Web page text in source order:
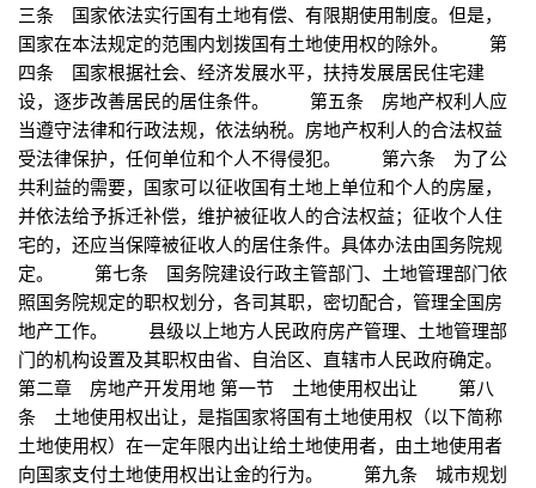
三条 国家依法实行国有土地有偿、有限期使用制度。但是，
国家在本法规定的范围内划拨国有土地使用权的除外。 第
四条 国家根据社会、经济发展水平，扶持发展居民住宅建
设，逐步改善居民的居住条件。 第五条 房地产权利人应
当遵守法律和行政法规，依法纳税。房地产权利人的合法权益
受法律保护，任何单位和个人不得侵犯。 第六条 为了公
共利益的需要，国家可以征收国有土地上单位和个人的房屋，
并依法给予拆迁补偿，维护被征收人的合法权益；征收个人住
宅的，还应当保障被征收人的居住条件。具体办法由国务院规
定。 第七条 国务院建设行政主管部门、土地管理部门依
照国务院规定的职权划分，各司其职，密切配合，管理全国房
地产工作。 县级以上地方人民政府房产管理、土地管理部
门的机构设置及其职权由省、自治区、直辖市人民政府确定。
第二章 房地产开发用地 第一节 土地使用权出让 第八
条 土地使用权出让，是指国家将国有土地使用权（以下简称
土地使用权）在一定年限内出让给土地使用者，由土地使用者
向国家支付土地使用权出让金的行为。 第九条 城市规划